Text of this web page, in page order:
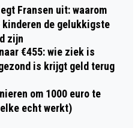
Fransen uit: waarom
kinderen de gelukkigste
zijn
€455: wie ziek is
is krijgt geld terug
om 1000 euro te
echt werkt)